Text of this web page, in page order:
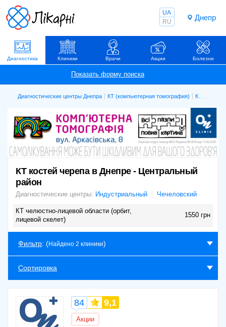
Днепр
UA
RU
Диагностика Клиники Врачи Акции Болезни
Диагностические центры Днепра КТ (компьютерная томография) КТ костей черепа
КТ костей черепа в Днепре - Центральный
район
Диагностические центры: Индустриальный Чечеловский
КТ челюстно-лицевой области (орбит,
лицевой скелет)
1550 грн
Фильтр: (Найдено 2 клиники)
Сортировка
84 9,1
Акции